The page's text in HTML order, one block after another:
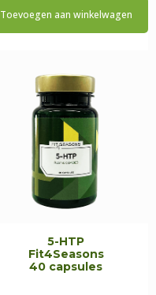
Toevoegen aan winkelwagen
5-HTP
Fit4Seasons
40 capsules